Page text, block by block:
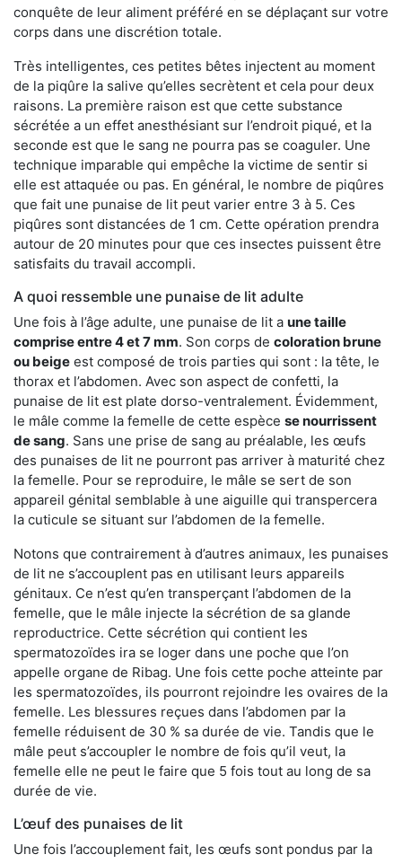
conquête de leur aliment préféré en se déplaçant sur votre
corps dans une discrétion totale.
Très intelligentes, ces petites bêtes injectent au moment
de la piqûre la salive qu’elles secrètent et cela pour deux
raisons. La première raison est que cette substance
sécrétée a un effet anesthésiant sur l’endroit piqué, et la
seconde est que le sang ne pourra pas se coaguler. Une
technique imparable qui empêche la victime de sentir si
elle est attaquée ou pas. En général, le nombre de piqûres
que fait une punaise de lit peut varier entre 3 à 5. Ces
piqûres sont distancées de 1 cm. Cette opération prendra
autour de 20 minutes pour que ces insectes puissent être
satisfaits du travail accompli.
A quoi ressemble une punaise de lit adulte
Une fois à l’âge adulte, une punaise de lit a une taille
comprise entre 4 et 7 mm. Son corps de coloration brune
ou beige est composé de trois parties qui sont : la tête, le
thorax et l’abdomen. Avec son aspect de confetti, la
punaise de lit est plate dorso-ventralement. Évidemment,
le mâle comme la femelle de cette espèce se nourrissent
de sang. Sans une prise de sang au préalable, les œufs
des punaises de lit ne pourront pas arriver à maturité chez
la femelle. Pour se reproduire, le mâle se sert de son
appareil génital semblable à une aiguille qui transpercera
la cuticule se situant sur l’abdomen de la femelle.
Notons que contrairement à d’autres animaux, les punaises
de lit ne s’accouplent pas en utilisant leurs appareils
génitaux. Ce n’est qu’en transperçant l’abdomen de la
femelle, que le mâle injecte la sécrétion de sa glande
reproductrice. Cette sécrétion qui contient les
spermatozoïdes ira se loger dans une poche que l’on
appelle organe de Ribag. Une fois cette poche atteinte par
les spermatozoïdes, ils pourront rejoindre les ovaires de la
femelle. Les blessures reçues dans l’abdomen par la
femelle réduisent de 30 % sa durée de vie. Tandis que le
mâle peut s’accoupler le nombre de fois qu’il veut, la
femelle elle ne peut le faire que 5 fois tout au long de sa
durée de vie.
L’œuf des punaises de lit
Une fois l’accouplement fait, les œufs sont pondus par la